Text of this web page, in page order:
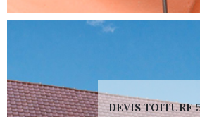
DEVIS TOITURE